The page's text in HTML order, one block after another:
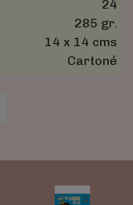
24
285 gr.
14 x 14 cms
Cartoné